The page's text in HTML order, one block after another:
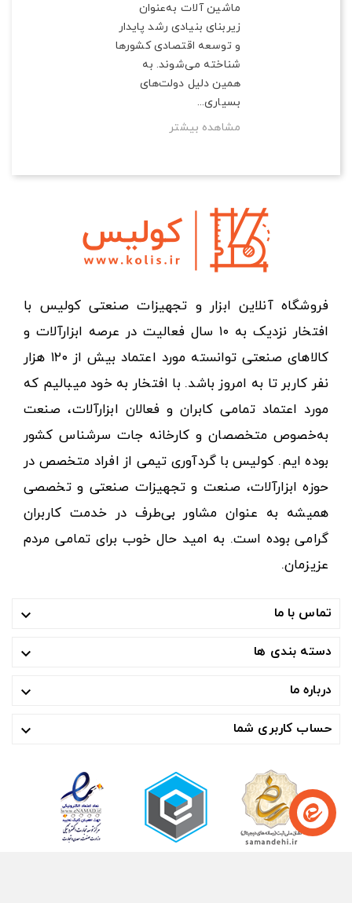
ماشین آلات به‌عنوان
زیربنای بنیادی رشد پایدار
و توسعه اقتصادی کشورها
شناخته می‌شوند. به
همین دلیل دولت‌های
بسیاری...
مشاهده بیشتر
فروشگاه آنلاین ابزار و تجهیزات صنعتی کولیس با
افتخار نزدیک به ۱۰ سال فعالیت در عرصه ابزارآلات و
کالاهای صنعتی توانسته مورد اعتماد بیش از ۱۲۰ هزار
نفر کاربر تا به امروز باشد. با افتخار به خود میبالیم که
مورد اعتماد تمامی کابران و فعالان ابزارآلات، صنعت
به‌خصوص متخصصان و کارخانه جات سرشناس کشور
بوده ایم. کولیس با گردآوری تیمی از افراد متخصص در
حوزه ابزارآلات، صنعت و تجهیزات صنعتی و تخصصی
همیشه به عنوان مشاور بی‌طرف در خدمت کاربران
گرامی بوده است. به امید حال خوب برای تمامی مردم
عزیزمان.
تماس با ما 
دسته بندی ها 
درباره ما 
حساب کاربری شما 